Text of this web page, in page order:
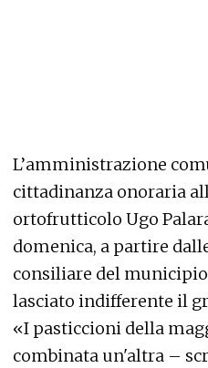
L’amministrazione
cittadinanza onoraria
ortofrutticolo Ugo
domenica, a partire
consiliare del
lasciato indifferente il
«I pasticcioni della
combinata un'altra –